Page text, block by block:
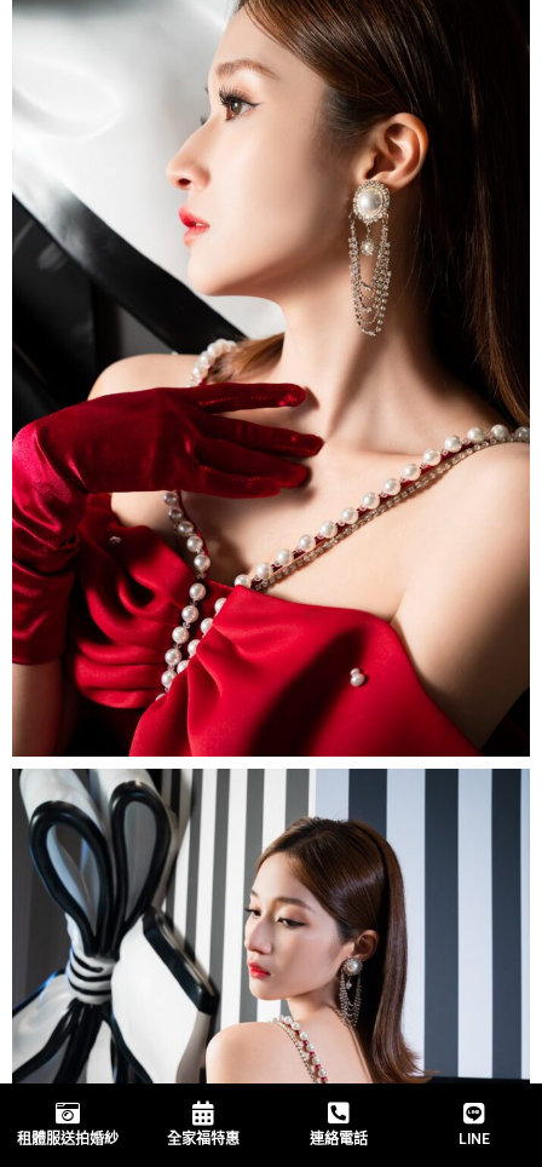
租體服送拍婚紗 全家福特惠 連絡電話 LINE